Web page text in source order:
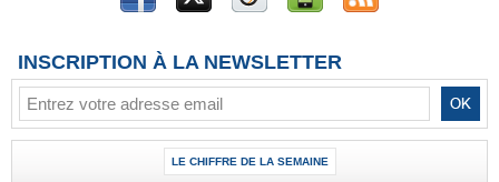
INSCRIPTION À LA NEWSLETTER
LE CHIFFRE DE LA SEMAINE